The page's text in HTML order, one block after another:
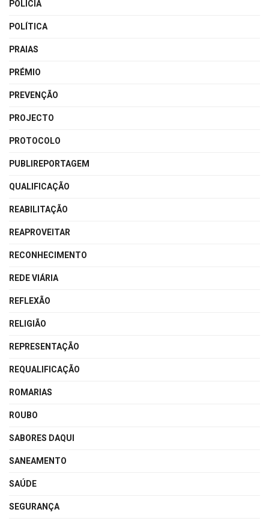
POLÍCIA
POLÍTICA
PRAIAS
PRÉMIO
PREVENÇÃO
PROJECTO
PROTOCOLO
PUBLIREPORTAGEM
QUALIFICAÇÃO
REABILITAÇÃO
REAPROVEITAR
RECONHECIMENTO
REDE VIÁRIA
REFLEXÃO
RELIGIÃO
REPRESENTAÇÃO
REQUALIFICAÇÃO
ROMARIAS
ROUBO
SABORES DAQUI
SANEAMENTO
SAÚDE
SEGURANÇA